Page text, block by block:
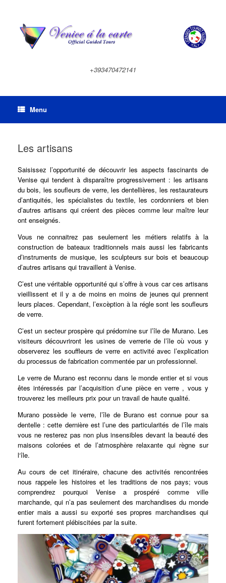
+393470472141
Menu
Les artisans
Saisissez l’opportunité de découvrir les aspects fascinants de
Venise qui tendent à disparaître progressivement : les artisans
du bois, les soufleurs de verre, les dentellières, les restaurateurs
d’antiquités, les spécialistes du textile, les cordonniers et bien
d’autres artisans qui créent des pièces comme leur maître leur
ont enseignés.
Vous ne connaitrez pas seulement les métiers relatifs à la
construction de bateaux traditionnels mais aussi les fabricants
d’instruments de musique, les sculpteurs sur bois et beaucoup
d’autres artisans qui travaillent à Venise.
C’est une véritable opportunité qui s’offre à vous car ces artisans
vieillissent et il y a de moins en moins de jeunes qui prennent
leurs places. Cependant, l’excèption à la régle sont les soufleurs
de verre.
C’est un secteur prospère qui prédomine sur l’île de Murano. Les
visiteurs découvriront les usines de verrerie de l’île où vous y
observerez les souffleurs de verre en activité avec l’explication
du processus de fabrication commentée par un professionnel.
Le verre de Murano est reconnu dans le monde entier et si vous
êtes intéressés par l’acquisition d’une pièce en verre , vous y
trouverez les meilleurs prix pour un travail de haute qualité.
Murano possède le verre, l’île de Burano est connue pour sa
dentelle : cette dernière est l’une des particularités de l’île mais
vous ne resterez pas non plus insensibles devant la beauté des
maisons colorées et de l’atmosphère relaxante qui règne sur
l‘île.
Au cours de cet itinéraire, chacune des activités rencontrées
nous rappele les histoires et les traditions de nos pays; vous
comprendrez pourquoi Venise a prospéré comme ville
marchande, qui n’a pas seulement des marchandises du monde
entier mais a aussi su exporté ses propres marchandises qui
furent fortement plébiscitées par la suite.